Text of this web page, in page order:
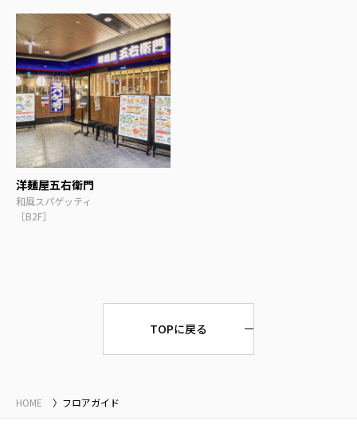
洋麺屋五右衛門
和風スパゲッティ
［B2F］
TOPに戻る
HOME フロアガイド